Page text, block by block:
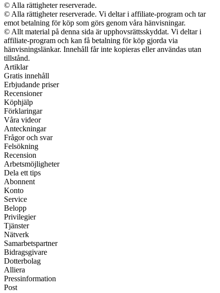
© Alla rättigheter reserverade.
© Alla rättigheter reserverade. Vi deltar i affiliate-program och tar
emot betalning för köp som görs genom våra hänvisningar.
© Allt material på denna sida är upphovsrättsskyddat. Vi deltar i
affiliate-program och kan få betalning för köp gjorda via
hänvisningslänkar. Innehåll får inte kopieras eller användas utan
tillstånd.
Artiklar
Gratis innehåll
Erbjudande priser
Recensioner
Köphjälp
Förklaringar
Våra videor
Anteckningar
Frågor och svar
Felsökning
Recension
Arbetsmöjligheter
Dela ett tips
Abonnent
Konto
Service
Belopp
Privilegier
Tjänster
Nätverk
Samarbetspartner
Bidragsgivare
Dotterbolag
Alliera
Pressinformation
Post